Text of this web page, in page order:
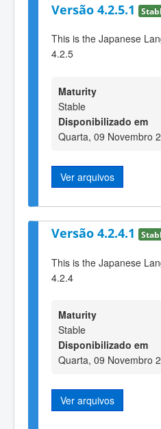
Versão 4.2.5.1
This is the Japanese
4.2.5
Maturity
Stable
Disponibilizado em
Quarta, 09 Novembro
Ver arquivos
Versão 4.2.4.1
This is the Japanese
4.2.4
Maturity
Stable
Disponibilizado em
Quarta, 09 Novembro
Ver arquivos